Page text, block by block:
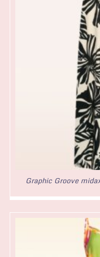
Graphic Groove